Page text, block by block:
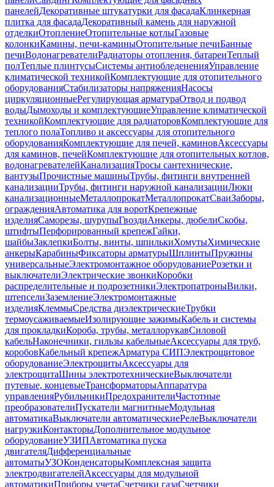
панелейДекоративные штукатурки для фасадаКлинкерная
плитка для фасадаДекоративный камень для наружной
отделкиОтоплениеОтопительные котлыГазовые
колонкиКамины, печи-каминыОтопительные печиБанные
печиВодонагревателиРадиаторы отопления, батареиТеплый
полТеплые плинтусыСистемы антиобледененияУправление
климатической техникойКомплектующие для отопительного
оборудованияСтабилизаторы напряженияНасосы
циркуляционныеРегулирующая арматураОтвод и подвод
водыДымоходы и комплектующиеУправление климатической
техникойКомплектующие для радиаторовКомплектующие для
теплого полаТопливо и аксессуары для отопительного
оборудованияКомплектующие для печей, каминовАксессуары
для каминов, печейКомплектующие для отопительных котлов,
водонагревателейКанализацияТросы сантехнические,
вантузыПрочистные машиныТрубы, фитинги внутренней
канализацииТрубы, фитинги наружной канализацииЛюки
канализационныеМеталлопрокатМеталлопрокатСваиЗаборы,
огражденияАвтоматика для воротКрепежные
изделияСаморезы, шурупыГвоздиАнкеры, дюбелиСкобы,
штифтыПерфорированный крепежГайки,
шайбыЗаклепкиБолты, винты, шпилькиХомутыХимические
анкерыКарабиныФиксаторы арматурыШплинтыПружины
универсальныеЭлектромонтажное оборудованиеРозетки и
выключателиЭлектрические звонкиКоробки
распределительные и подрозетникиЭлектропатроныВилки,
штепселиЗаземлениеЭлектромонтажные
изделияКлеммыСредства диэлектрическиеТрубки
термоусаживаемыеИзолирующие зажимыКабель и системы
для прокладкиКороба, трубы, металлорукавСиловой
кабельНаконечники, гильзы кабельныеАксессуары для труб,
коробовКабельный крепежАрматура СИПЭлектрощитовое
оборудованиеЭлектрощитыАксессуары для
электрощитаШины электротехническиеВыключатели
путевые, концевыеТрансформаторыАппаратура
управленияРубильникиПредохранителиЧастотные
преобразователиПускатели магнитныеМодульная
автоматикаВыключатели автоматическиеРелеВыключатели
нагрузкиКонтакторыДополнительное модульное
оборудованиеУЗИПАвтоматика пуска
двигателяДифференциальные
автоматыУЗОКонденсаторыКомплексная защита
электродвигателейАксессуары для модульной
автоматикиПриборы учетаСчетчики газаСчетчики